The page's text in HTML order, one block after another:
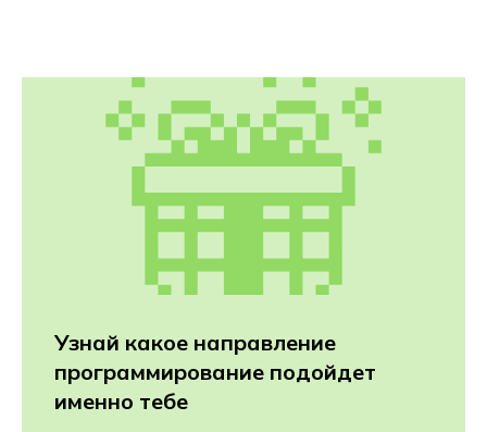
Узнай какое направление
программирование подойдет
именно тебе